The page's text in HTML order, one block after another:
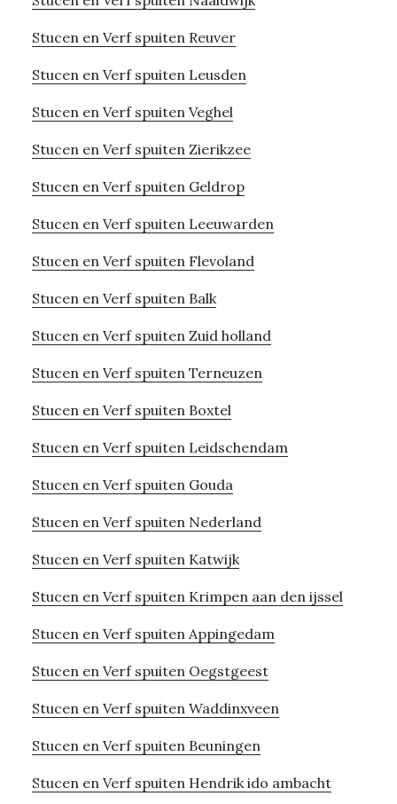
Stucen en Verf spuiten Reuver
Stucen en Verf spuiten Leusden
Stucen en Verf spuiten Veghel
Stucen en Verf spuiten Zierikzee
Stucen en Verf spuiten Geldrop
Stucen en Verf spuiten Leeuwarden
Stucen en Verf spuiten Flevoland
Stucen en Verf spuiten Balk
Stucen en Verf spuiten Zuid holland
Stucen en Verf spuiten Terneuzen
Stucen en Verf spuiten Boxtel
Stucen en Verf spuiten Leidschendam
Stucen en Verf spuiten Gouda
Stucen en Verf spuiten Nederland
Stucen en Verf spuiten Katwijk
Stucen en Verf spuiten Krimpen aan den ijssel
Stucen en Verf spuiten Appingedam
Stucen en Verf spuiten Oegstgeest
Stucen en Verf spuiten Waddinxveen
Stucen en Verf spuiten Beuningen
Stucen en Verf spuiten Hendrik ido ambacht